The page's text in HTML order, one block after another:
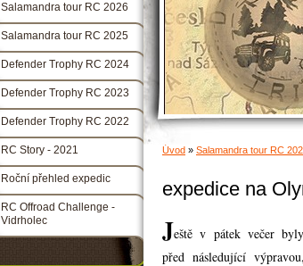
Úvod » Salamandra tour RC
expedice na
Ještě v pátek večer
před následující výpr
Salamandra tour RC 2026
Salamandra tour RC 2025
Defender Trophy RC 2024
Defender Trophy RC 2023
Defender Trophy RC 2022
RC Story - 2021
Roční přehled expedic
RC Offroad Challenge -
Vidrholec